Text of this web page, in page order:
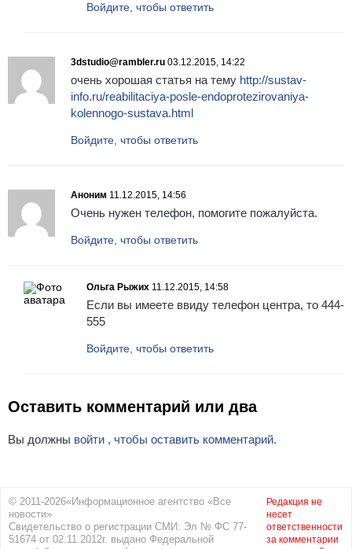
Войдите, чтобы ответить
3dstudio@rambler.ru 03.12.2015, 14:22
очень хорошая статья на тему http://sustav-
info.ru/reabilitaciya-posle-endoprotezirovaniya-
kolennogo-sustava.html
Войдите, чтобы ответить
Аноним 11.12.2015, 14:56
Очень нужен телефон, помогите пожалуйста.
Войдите, чтобы ответить
Ольга Рыжих 11.12.2015, 14:58
Если вы имеете ввиду телефон центра, то 444-
555
Войдите, чтобы ответить
Оставить комментарий или два
Вы должны войти , чтобы оставить комментарий.
© 2011-2026«Информационное агентство «Все
новости»
Свидетельство о регистрации СМИ: Эл № ФС 77-
51674 от 02.11.2012г. выдано Федеральной
Редакция не
несет
ответственности
за комментарии